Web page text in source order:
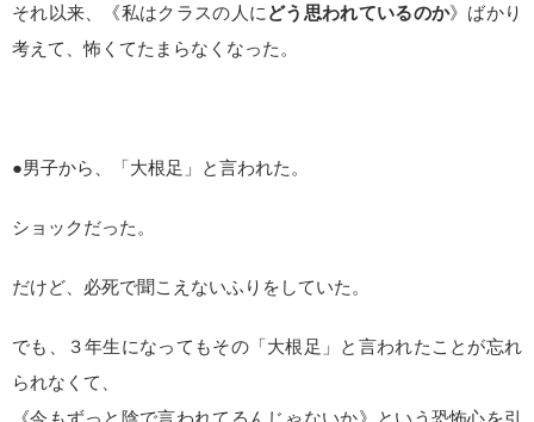
それ以来、《私はクラスの人に どう思われているのか》ばかり
考えて、怖くてたまらなくなった。
●男子から、「大根足」と言われた。
ショックだった。
だけど、必死で聞こえないふりをしていた。
でも、３年生になってもその「大根足」と言われたことが忘れ
られなくて、
《今もずっと陰で言われてるんじゃないか》という恐怖心を引